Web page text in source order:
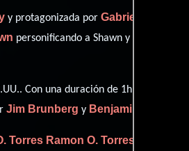
y protagonizada porGabriel Sloyer
personificando a Shawn y
Con una duración de 1h 26m (86
Jim Brunberg y Benjamin
Torres Ramon O. Torres